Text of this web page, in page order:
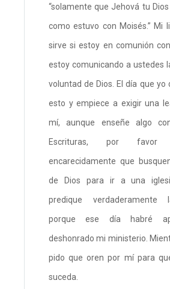
“solamente que Jehová tu
como estuvo con Moisés.” Mi
sirve si estoy en comunión
estoy comunicando a ustedes
voluntad de Dios. El día que yo
esto y empiece a exigir una
mí, aunque enseñe algo
Escrituras, por
encarecidamente que
de Dios para ir a una
predique verdaderamente
porque ese día habré
deshonrado mi ministerio.
pido que oren por mí para
suceda.